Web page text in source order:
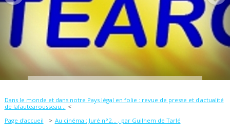
Dans le monde et dans notre Pays légal en folie : revue de presse et d'actualité
de lafautearousseau...
Page d'accueil
Au cinéma : Juré n°2… , par Guilhem de Tarlé